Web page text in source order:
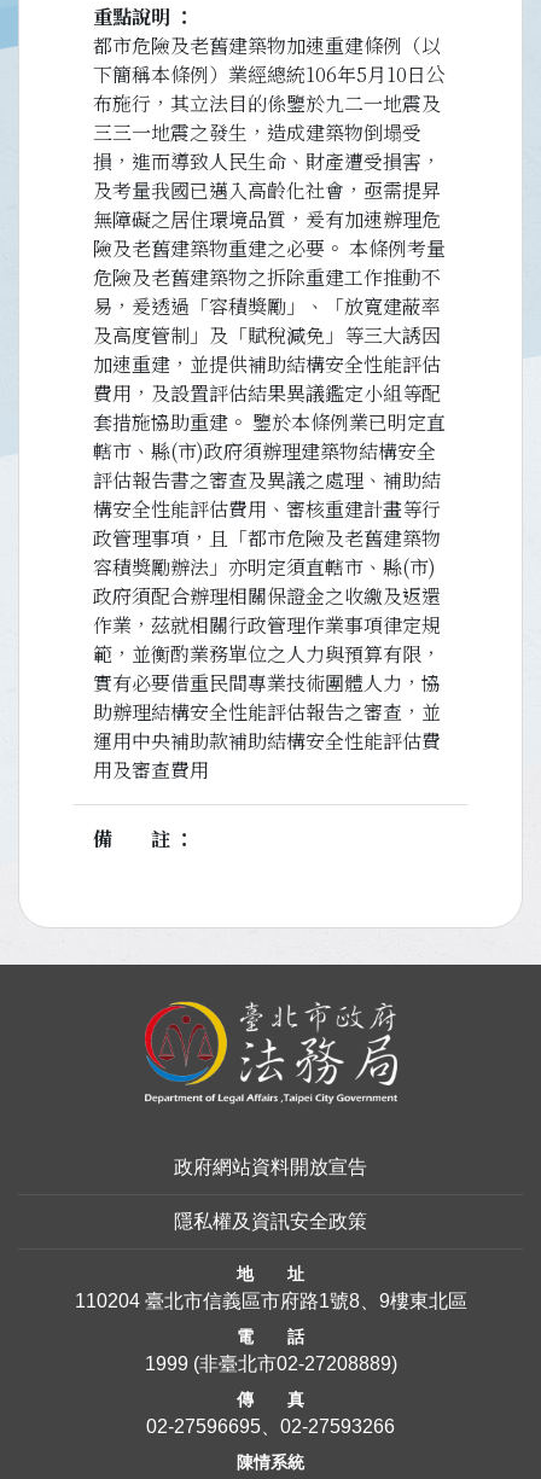
重點說明
都市危險及老舊建築物加速重建條例（以
下簡稱本條例）業經總統106年5月10日公
布施行，其立法目的係鑒於九二一地震及
三三一地震之發生，造成建築物倒塌受
損，進而導致人民生命、財產遭受損害，
及考量我國已邁入高齡化社會，亟需提昇
無障礙之居住環境品質，爰有加速辦理危
險及老舊建築物重建之必要。 本條例考量
危險及老舊建築物之拆除重建工作推動不
易，爰透過「容積獎勵」、「放寬建蔽率
及高度管制」及「賦稅減免」等三大誘因
加速重建，並提供補助結構安全性能評估
費用，及設置評估結果異議鑑定小組等配
套措施協助重建。 鑒於本條例業已明定直
轄市、縣(市)政府須辦理建築物結構安全
評估報告書之審查及異議之處理、補助結
構安全性能評估費用、審核重建計畫等行
政管理事項，且「都市危險及老舊建築物
容積獎勵辦法」亦明定須直轄市、縣(市)
政府須配合辦理相關保證金之收繳及返還
作業，茲就相關行政管理作業事項律定規
範，並衡酌業務單位之人力與預算有限，
實有必要借重民間專業技術團體人力，協
助辦理結構安全性能評估報告之審查，並
運用中央補助款補助結構安全性能評估費
用及審查費用
備註
政府網站資料開放宣告
隱私權及資訊安全政策
地 址
110204 臺北市信義區市府路1號8、9樓東北區
電 話
1999 (非臺北市02-27208889)
傳 真
02-27596695、02-27593266
陳情系統